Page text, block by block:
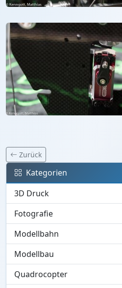
Zurück
Kategorien
3D Druck
Fotografie
Modellbahn
Modellbau
Quadrocopter